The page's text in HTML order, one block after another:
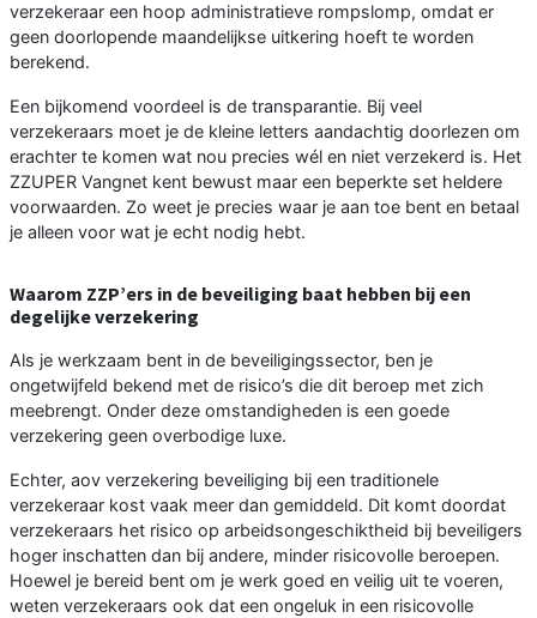
verzekeraar een hoop administratieve rompslomp, omdat er
geen doorlopende maandelijkse uitkering hoeft te worden
berekend.
Een bijkomend voordeel is de transparantie. Bij veel
verzekeraars moet je de kleine letters aandachtig doorlezen om
erachter te komen wat nou precies wél en niet verzekerd is. Het
ZZUPER Vangnet kent bewust maar een beperkte set heldere
voorwaarden. Zo weet je precies waar je aan toe bent en betaal
je alleen voor wat je echt nodig hebt.
Waarom ZZP’ers in de beveiliging baat hebben bij een
degelijke verzekering
Als je werkzaam bent in de beveiligingssector, ben je
ongetwijfeld bekend met de risico’s die dit beroep met zich
meebrengt. Onder deze omstandigheden is een goede
verzekering geen overbodige luxe.
Echter, aov verzekering beveiliging bij een traditionele
verzekeraar kost vaak meer dan gemiddeld. Dit komt doordat
verzekeraars het risico op arbeidsongeschiktheid bij beveiligers
hoger inschatten dan bij andere, minder risicovolle beroepen.
Hoewel je bereid bent om je werk goed en veilig uit te voeren,
weten verzekeraars ook dat een ongeluk in een risicovolle